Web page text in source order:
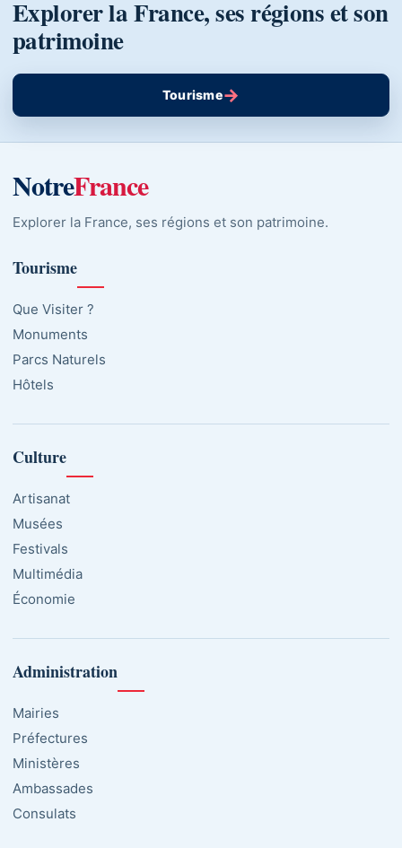
Explorer la France, ses régions et son
patrimoine
Tourisme→
NotreFrance
Explorer la France, ses régions et son patrimoine.
Tourisme
Que Visiter ?
Monuments
Parcs Naturels
Hôtels
Culture
Artisanat
Musées
Festivals
Multimédia
Économie
Administration
Mairies
Préfectures
Ministères
Ambassades
Consulats